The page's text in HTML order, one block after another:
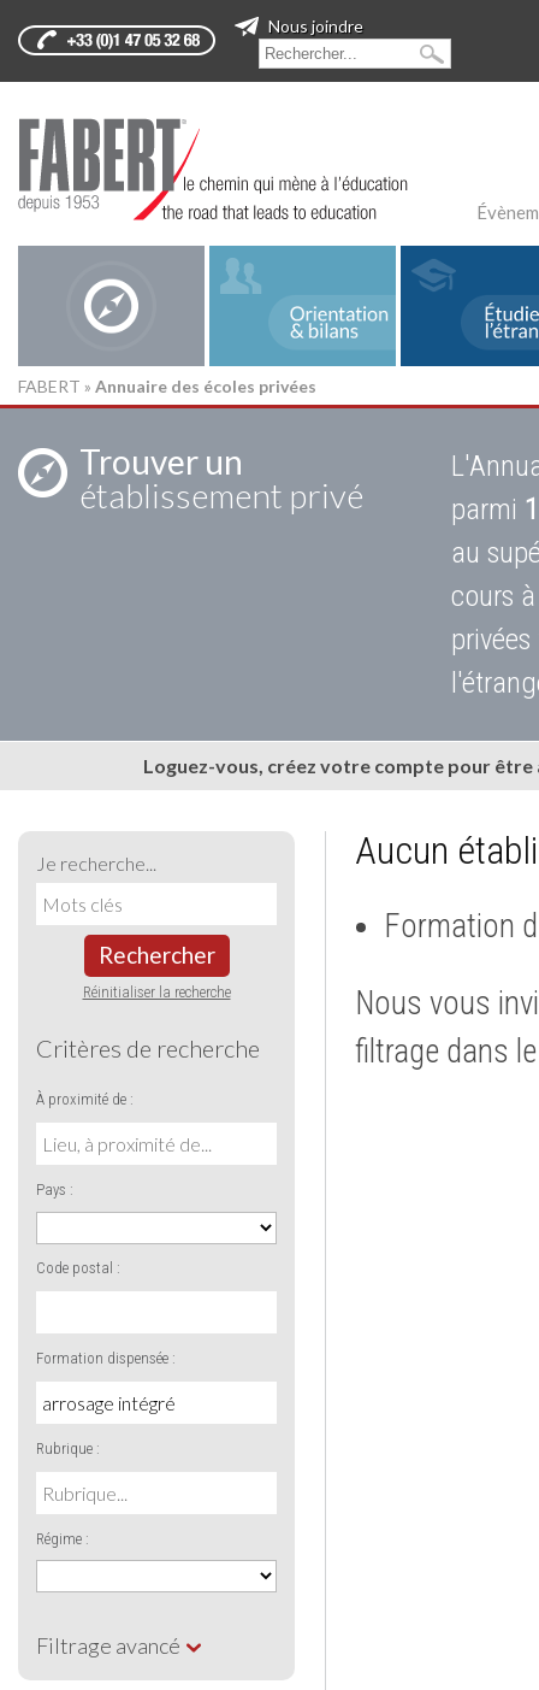
Nous joindre
FABERT » Annuaire des écoles privées
Trouver un
établissement privé
parmi
au
cours
Loguez-vous, créez votre compte pour
Je recherche...
Rechercher
Réinitialiser la recherche
Critères de recherche
À proximité de :
Pays :
Code postal :
Formation dispensée :
Rubrique :
Régime :
Filtrage avancé
Aucun
Formation
Nous vous
filtrage dans